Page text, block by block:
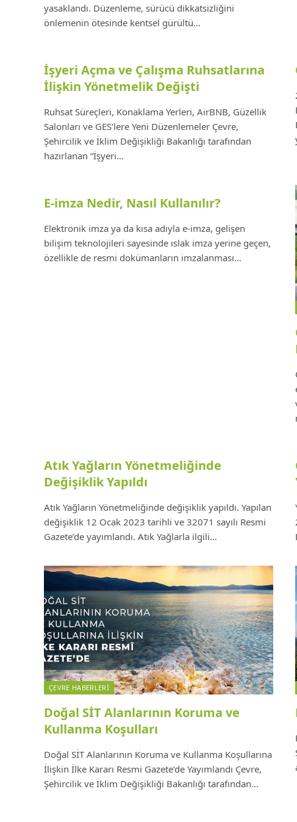
yasaklandı. Düzenleme, sürücü dikkatsizliğini
önlemenin ötesinde kentsel gürültü…
İşyeri Açma ve Çalışma Ruhsatlarına
İlişkin Yönetmelik Değişti
Ruhsat Süreçleri, Konaklama Yerleri, AirBNB, Güzellik
Salonları ve GES’lere Yeni Düzenlemeler Çevre,
Şehircilik ve İklim Değişikliği Bakanlığı tarafından
hazırlanan “İşyeri…
E-imza Nedir, Nasıl Kullanılır?
Elektronik imza ya da kısa adıyla e-imza, gelişen
bilişim teknolojileri sayesinde ıslak imza yerine geçen,
özellikle de resmi dokümanların imzalanması…
Atık Yağların Yönetmeliğinde
Değişiklik Yapıldı
Atık Yağların Yönetmeliğinde değişiklik yapıldı. Yapılan
değişiklik 12 Ocak 2023 tarihli ve 32071 sayılı Resmi
Gazete’de yayımlandı. Atık Yağlarla ilgili…
ÇEVRE HABERLERI
Doğal SİT Alanlarının Koruma ve
Kullanma Koşulları
Doğal SİT Alanlarının Koruma ve Kullanma Koşullarına
İlişkin İlke Kararı Resmi Gazete’de Yayımlandı Çevre,
Şehircilik ve İklim Değişikliği Bakanlığı tarafından…